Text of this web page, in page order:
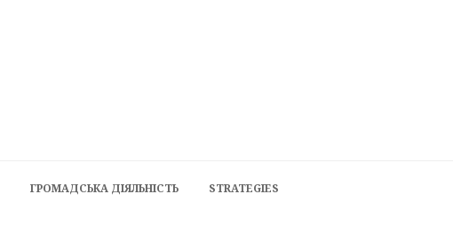
ГРОМАДСЬКА ДІЯЛЬНІСТЬ STRATEGIES